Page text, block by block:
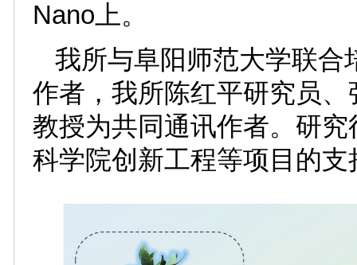
Nano上。
我所与阜阳师范大学联合
作者，我所陈红平研究员
教授为共同通讯作者。研
科学院创新工程等项目的支